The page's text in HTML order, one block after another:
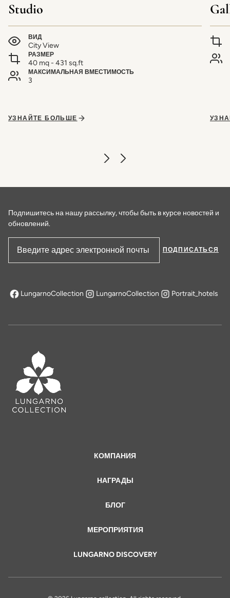
Studio
ВИД
City View
РАЗМЕР
40 mq - 431 sq.ft
МАКСИМАЛЬНАЯ ВМЕСТИМОСТЬ
3
УЗНАЙТЕ БОЛЬШЕ
КОМПАНИЯ
НАГРАДЫ
БЛОГ
МЕРОПРИЯТИЯ
LUNGARNO DISCOVERY
Подпишитесь на нашу рассылку, чтобы быть в курсе новостей и
обновлений.
Адрес электронной почты
ПОДПИСАТЬСЯ
LungarnoCollection
открывается в новой вкладке
LungarnoCollection Portrait_hotels